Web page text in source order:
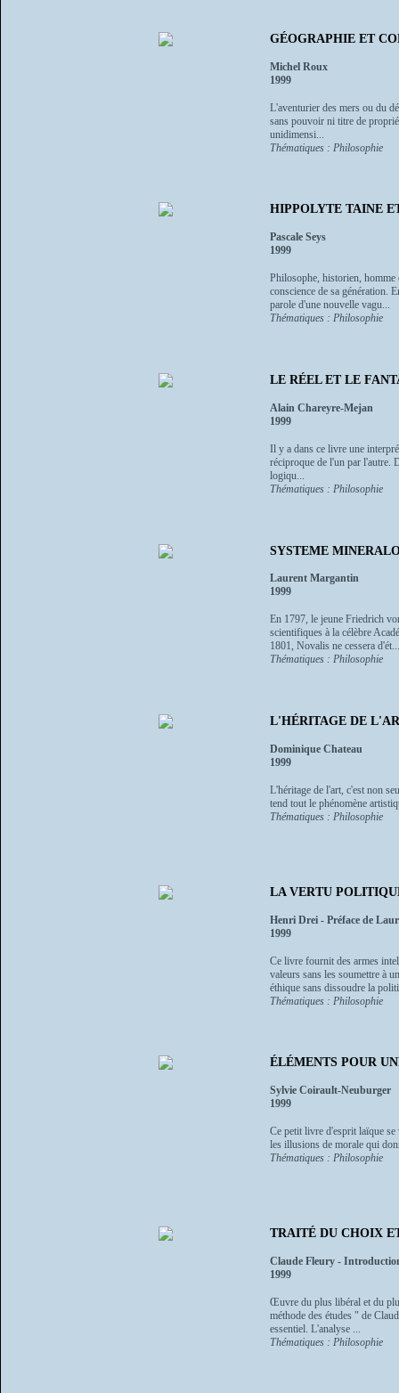
GÉOGRAPHIE ET
Michel Roux
1999
L'aventurier des mers ou du
sans pouvoir ni titre de
unidimensi...
Thématiques : Philosophie
HIPPOLYTE TAINE
Pascale Seys
1999
Philosophe, historien, homme
conscience de sa génération.
parole d'une nouvelle vagu...
Thématiques : Philosophie
LE RÉEL ET LE
Alain Chareyre-Mejan
1999
Il y a dans ce livre une
réciproque de l'un par l'autre.
logiqu...
Thématiques : Philosophie
SYSTEME
Laurent Margantin
1999
En 1797, le jeune Friedrich
scientifiques à la célèbre
1801, Novalis ne cessera d'ét...
Thématiques : Philosophie
L'HÉRITAGE DE
Dominique Chateau
1999
L'héritage de l'art, c'est non
tend tout le phénomène
Thématiques : Philosophie
LA VERTU
Henri Drei - Préface de
1999
Ce livre fournit des armes
valeurs sans les soumettre à
éthique sans dissoudre la
Thématiques : Philosophie
ÉLÉMENTS POUR
Sylvie Coirault-Neuburger
1999
Ce petit livre d'esprit laïque
les illusions de morale qui
Thématiques : Philosophie
TRAITÉ DU CHOIX
Claude Fleury -
1999
Œuvre du plus libéral et du
méthode des études " de
essentiel. L'analyse ...
Thématiques : Philosophie